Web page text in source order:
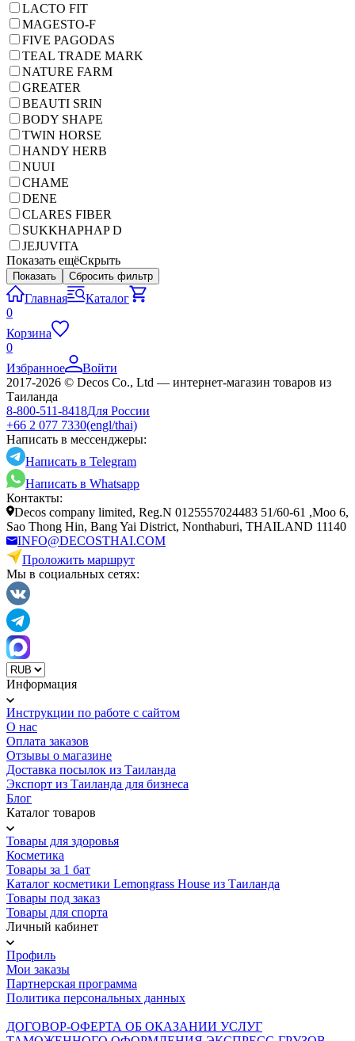
LACTO FIT
MAGESTO-F
FIVE PAGODAS
TEAL TRADE MARK
NATURE FARM
GREATER
BEAUTI SRIN
BODY SHAPE
TWIN HORSE
HANDY HERB
NUUI
CHAME
DENE
CLARES FIBER
SUKKHAPHAP D
JEJUVITA
Показать ещёСкрыть
Показать Сбросить фильтр
Главная
Каталог
0
Корзина
0
Избранное
Войти
2017-2026 © Decos Co., Ltd — интернет-магазин товаров из
Таиланда
8-800-511-8418Для России
+66 2 077 7330(engl/thai)
Написать в мессенджеры:
Написать в Telegram
Написать в Whatsapp
Контакты:
Decos company limited, Reg.N 0125557024483 51/60-61 ,Moo 6,
Sao Thong Hin, Bang Yai District, Nonthaburi, THAILAND 11140
INFO@DECOSTHAI.COM
Проложить маршрут
Мы в социальных сетях:
Информация
Инструкции по работе с сайтом
О нас
Оплата заказов
Отзывы о магазине
Доставка посылок из Таиланда
Экспорт из Таиланда для бизнеса
Блог
Каталог товаров
Товары для здоровья
Косметика
Товары за 1 бат
Каталог косметики Lemongrass House из Таиланда
Товары под заказ
Товары для спорта
Личный кабинет
Профиль
Мои заказы
Партнерская программа
Политика персональных данных
ДОГОВОР-ОФЕРТА ОБ ОКАЗАНИИ УСЛУГ